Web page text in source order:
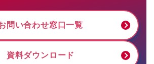
問い合わせ窓口一覧
資料ダウンロード